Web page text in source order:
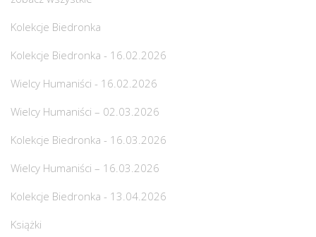
Kolekcje Biedronka
Kolekcje Biedronka - 16.02.2026
Wielcy Humaniści - 16.02.2026
Wielcy Humaniści – 02.03.2026
Kolekcje Biedronka - 16.03.2026
Wielcy Humaniści – 16.03.2026
Kolekcje Biedronka - 13.04.2026
Książki